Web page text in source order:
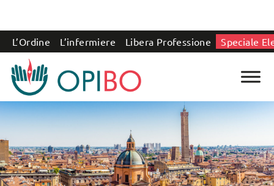
Salta al contenuto
L’Ordine L’infermiere Libera Professione Speciale